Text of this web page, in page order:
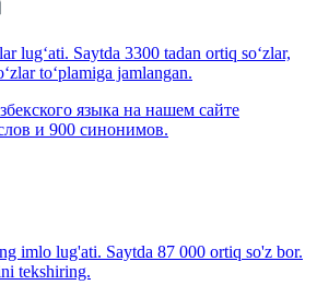
lug‘ati. Saytda 3300 tadan ortiq so‘zlar,
to‘plamiga jamlangan.
языка на нашем сайте
и 900 синонимов.
imlo lug'ati. Saytda 87 000 ortiq so'z bor.
tekshiring.